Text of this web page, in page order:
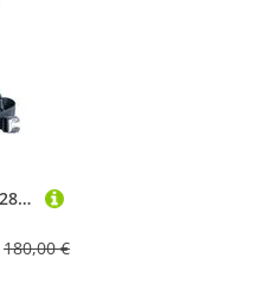
DEUTER Rucksack Freerider 28 SL
180,00 €